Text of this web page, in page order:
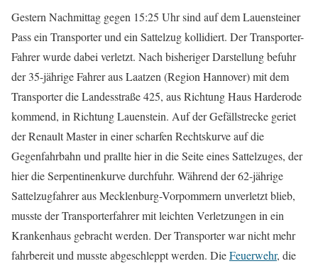
Gestern Nachmittag gegen 15:25 Uhr sind auf dem Lauensteiner
Pass ein Transporter und ein Sattelzug kollidiert. Der Transporter-
Fahrer wurde dabei verletzt. Nach bisheriger Darstellung befuhr
der 35-jährige Fahrer aus Laatzen (Region Hannover) mit dem
Transporter die Landesstraße 425, aus Richtung Haus Harderode
kommend, in Richtung Lauenstein. Auf der Gefällstrecke geriet
der Renault Master in einer scharfen Rechtskurve auf die
Gegenfahrbahn und prallte hier in die Seite eines Sattelzuges, der
hier die Serpentinenkurve durchfuhr. Während der 62-jährige
Sattelzugfahrer aus Mecklenburg-Vorpommern unverletzt blieb,
musste der Transporterfahrer mit leichten Verletzungen in ein
Krankenhaus gebracht werden. Der Transporter war nicht mehr
fahrbereit und musste abgeschleppt werden. DieFeuerwehr, die